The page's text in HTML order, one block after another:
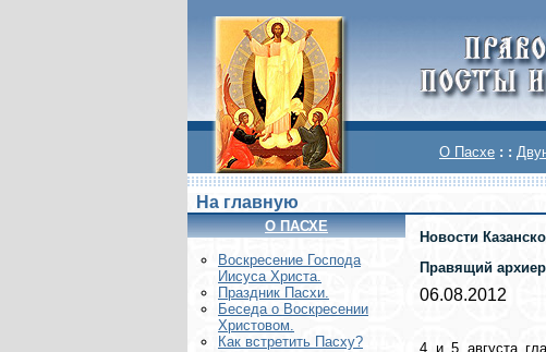
О Пасхе : :
На главную
О ПАСХЕ
Воскреcение Господа
Иисуса Христа.
Праздник Пасхи.
Беседа о Воскресении
Христовом.
Как встретить Пасху?
Новости
Правящий
06.08.2012
4 и 5 августа